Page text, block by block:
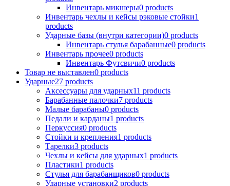
Инвентарь микшеры0 products
Инвентарь чехлы и кейсы рэковые стойки1
products
Ударные базы (внутри категории)0 products
Инвентарь стулья барабанные0 products
Инвентарь прочее0 products
Инвентарь Футсвичи0 products
Товар не выставлен0 products
Ударные27 products
Аксессуары для ударных11 products
Барабанные палочки7 products
Малые барабаны0 products
Педали и карданы1 products
Перкуссия0 products
Стойки и крепления1 products
Тарелки3 products
Чехлы и кейсы для ударных1 products
Пластики1 products
Стулья для барабанщиков0 products
Ударные установки2 products